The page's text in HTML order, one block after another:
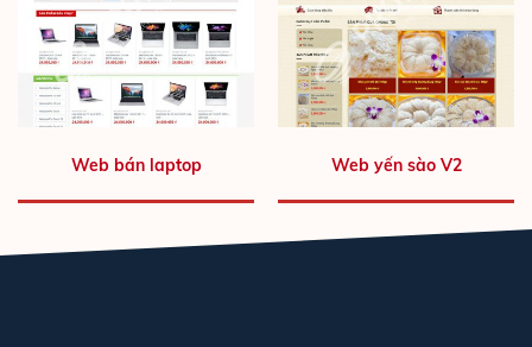
Web bán laptop Web yến sào V2